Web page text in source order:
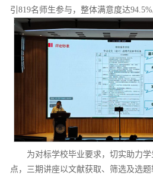
引819名师生参与，整体满意度达94.5%
为对标学校毕业要求，切实助力
点，三期讲座以文献获取、筛选及选